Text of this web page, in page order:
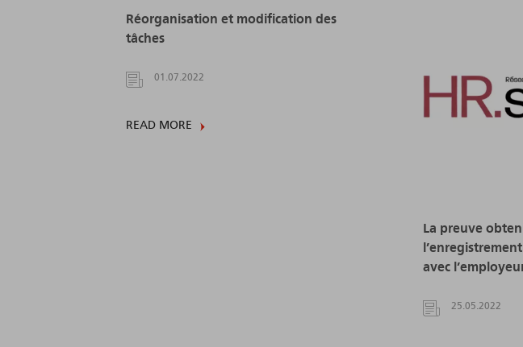
Réorganisation et modification des
tâches
01.07.2022
READ MORE
La preuve
avec
25.05.2022